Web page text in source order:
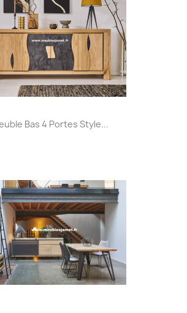
Bas 4 Portes Style...